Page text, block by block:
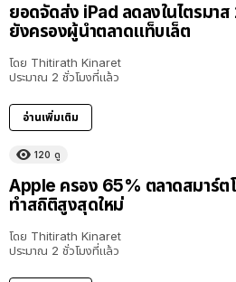
ยอดจัดส่ง iPad ลดลงในไตรมา
ยังครองผู้นำตลาดแท็บเล็ต
โดย Thitirath Kinaret
ประมาณ 2 ชั่วโมงที่แล้ว
อ่านเพิ่มเติม
120 ดู
Apple ครอง 65% ตลาดสมาร์ต
ทำสถิติสูงสุดใหม่
โดย Thitirath Kinaret
ประมาณ 2 ชั่วโมงที่แล้ว